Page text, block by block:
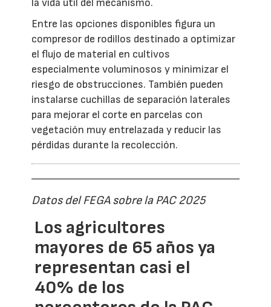
la vida útil del mecanismo.
Entre las opciones disponibles figura un
compresor de rodillos destinado a optimizar
el flujo de material en cultivos
especialmente voluminosos y minimizar el
riesgo de obstrucciones. También pueden
instalarse cuchillas de separación laterales
para mejorar el corte en parcelas con
vegetación muy entrelazada y reducir las
pérdidas durante la recolección.
Datos del FEGA sobre la PAC 2025
Los agricultores
mayores de 65 años ya
representan casi el
40% de los